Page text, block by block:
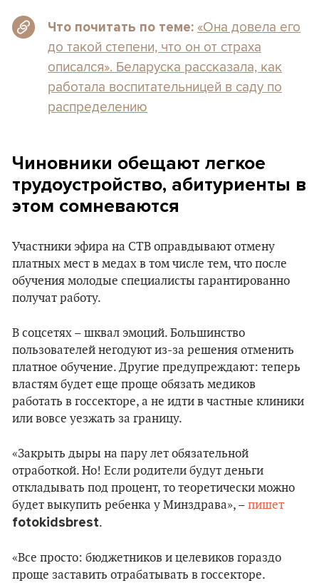
Что почитать по теме: «Она довела его
до такой степени, что он от страха
описался». Беларуска рассказала, как
работала воспитательницей в саду по
распределению
Чиновники обещают легкое
трудоустройство, абитуриенты в
этом сомневаются
Участники эфира на СТВ оправдывают отмену
платных мест в медах в том числе тем, что после
обучения молодые специалисты гарантированно
получат работу.
В соцсетях – шквал эмоций. Большинство
пользователей негодуют из-за решения отменить
платное обучение. Другие предупреждают: теперь
властям будет еще проще обязать медиков
работать в госсекторе, а не идти в частные клиники
или вовсе уезжать за границу.
«Закрыть дыры на пару лет обязательной
отработкой. Но! Если родители будут деньги
откладывать под процент, то теоретически можно
будет выкупить ребенка у Минздрава», – пишет
fotokidsbrest.
«Все просто: бюджетников и целевиков гораздо
проще заставить отрабатывать в госсекторе.